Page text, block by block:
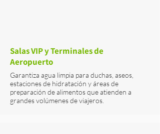
Salas VIP y Terminales de
Aeropuerto
Garantiza agua limpia para duchas, aseos,
estaciones de hidratación y áreas de
preparación de alimentos que atienden a
grandes volúmenes de viajeros.